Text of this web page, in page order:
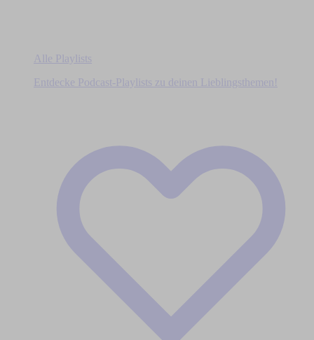
Alle Playlists
Entdecke Podcast-Playlists zu deinen Lieblingsthemen!